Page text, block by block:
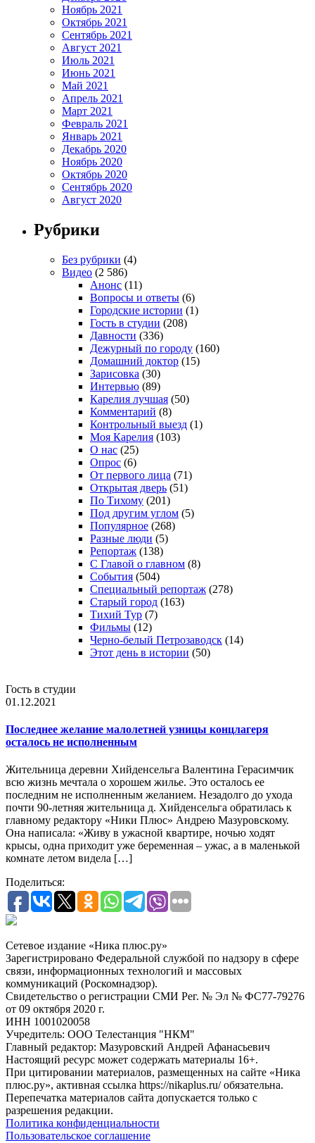
Ноябрь 2021
Октябрь 2021
Сентябрь 2021
Август 2021
Июль 2021
Июнь 2021
Май 2021
Апрель 2021
Март 2021
Февраль 2021
Январь 2021
Декабрь 2020
Ноябрь 2020
Октябрь 2020
Сентябрь 2020
Август 2020
Рубрики
Без рубрики (4)
Видео (2 586)
Анонс (11)
Вопросы и ответы (6)
Городские истории (1)
Гость в студии (208)
Давности (336)
Дежурный по городу (160)
Домашний доктор (15)
Зарисовка (30)
Интервью (89)
Карелия лучшая (50)
Комментарий (8)
Контрольный выезд (1)
Моя Карелия (103)
О нас (25)
Опрос (6)
От первого лица (71)
Открытая дверь (51)
По Тихому (201)
Под другим углом (5)
Популярное (268)
Разные люди (5)
Репортаж (138)
С Главой о главном (8)
События (504)
Специальный репортаж (278)
Старый город (163)
Тихий Тур (7)
Фильмы (12)
Черно-белый Петрозаводск (14)
Этот день в истории (50)
Гость в студии
01.12.2021
Последнее желание малолетней узницы концлагеря
осталось не исполненным
Жительница деревни Хийденсельга Валентина Герасимчик
всю жизнь мечтала о хорошем жилье. Это осталось ее
последним не исполненным желанием. Незадолго до ухода
почти 90-летняя жительница д. Хийденсельга обратилась к
главному редактору «Ники Плюс» Андрею Мазуровскому.
Она написала: «Живу в ужасной квартире, ночью ходят
крысы, одна приходит уже беременная – ужас, а в маленькой
комнате летом видела […]
Поделиться:
Сетевое издание «Ника плюс.ру»
Зарегистрировано Федеральной службой по надзору в сфере
связи, информационных технологий и массовых
коммуникаций (Роскомнадзор).
Свидетельство о регистрации СМИ Рег. № Эл № ФС77-79276
от 09 октября 2020 г.
ИНН 1001020058
Учредитель: ООО Телестанция "НКМ"
Главный редактор: Мазуровский Андрей Афанасьевич
Настоящий ресурс может содержать материалы 16+.
При цитировании материалов, размещенных на сайте «Ника
плюс.ру», активная ссылка https://nikaplus.ru/ обязательна.
Перепечатка материалов сайта допускается только с
разрешения редакции.
Политика конфиденциальности
Пользовательское соглашение